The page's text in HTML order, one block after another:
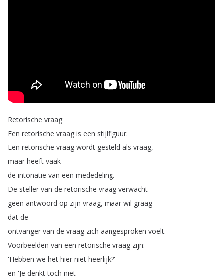
Retorische vraag
Een retorische vraag is een stijlfiguur.
Een retorische vraag wordt gesteld als vraag,
maar heeft vaak
de intonatie van een mededeling.
De steller van de retorische vraag verwacht
geen antwoord op zijn vraag, maar wil graag
dat de
ontvanger van de vraag zich aangesproken voelt.
Voorbeelden van een retorische vraag zijn:
'Hebben we het hier niet heerlijk?'
en 'Je denkt toch niet